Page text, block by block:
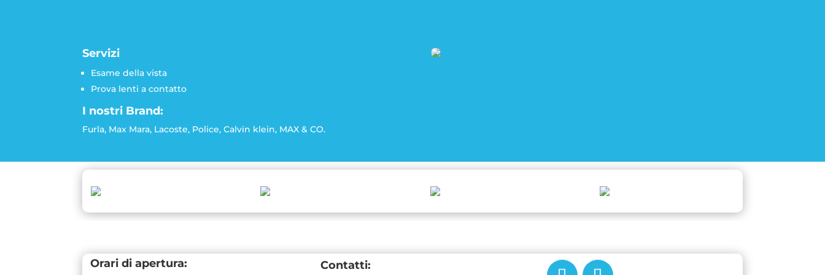
Servizi
Esame della vista
Prova lenti a contatto
I nostri Brand:
Furla, Max Mara, Lacoste, Police, Calvin klein, MAX & CO.
Orari di apertura: Contatti: